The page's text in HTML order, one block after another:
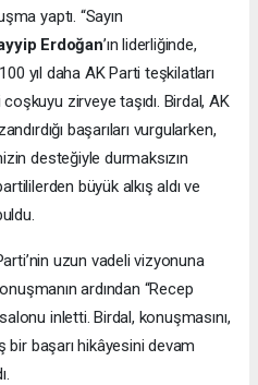
yaptı. “Sayın
Erdoğan’ın liderliğinde,
yıl daha AK Parti teşkilatları
zirveye taşıdı. Birdal, AK
başarıları vurgularken,
desteğiyle durmaksızın
büyük alkış aldı ve
uzun vadeli vizyonuna
ardından “Recep
inletti. Birdal, konuşmasını,
bir başarı hikâyesini devam